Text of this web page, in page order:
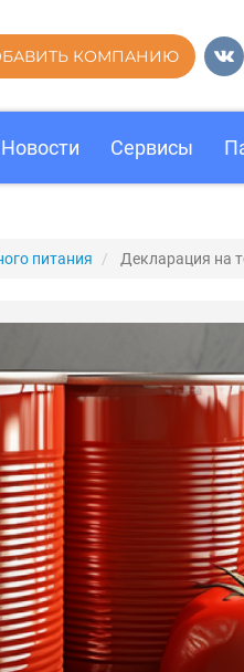
КОМПАНИЮ
Новости Сервисы
питания Декларация на